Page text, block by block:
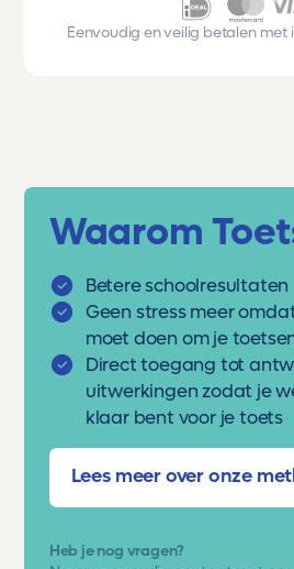
Eenvoudig en veilig betalen met
Waarom
Betere schoolresultaten
Geen stress meer
moet doen om je
Direct toegang tot
uitwerkingen zodat je
klaar bent voor je toets
Lees meer over onze
Heb je nog vragen?